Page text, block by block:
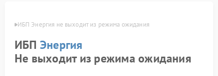
ИБП Энергия не выходит из режима ожидания
ИБП Энергия
Не выходит из режима ожидания